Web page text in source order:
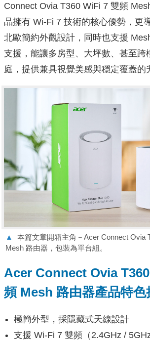
Connect Ovia T360 WiFi 7 雙頻
品擁有 Wi-Fi 7 技術的核心優勢，更
北歐簡約外觀設計，同時也支援
支援，能讓多房型、大坪數、甚至跨
庭，提供兼具視覺美感與穩定覆蓋的
▲
本篇文章開箱主角－Acer Connect Ovia
Mesh 路由器，包裝為單台組。
Acer Connect Ovia
頻 Mesh 路由器產品特色
極簡外型，採隱藏式天線設計
支援 Wi-Fi 7 雙頻（2.4GHz /